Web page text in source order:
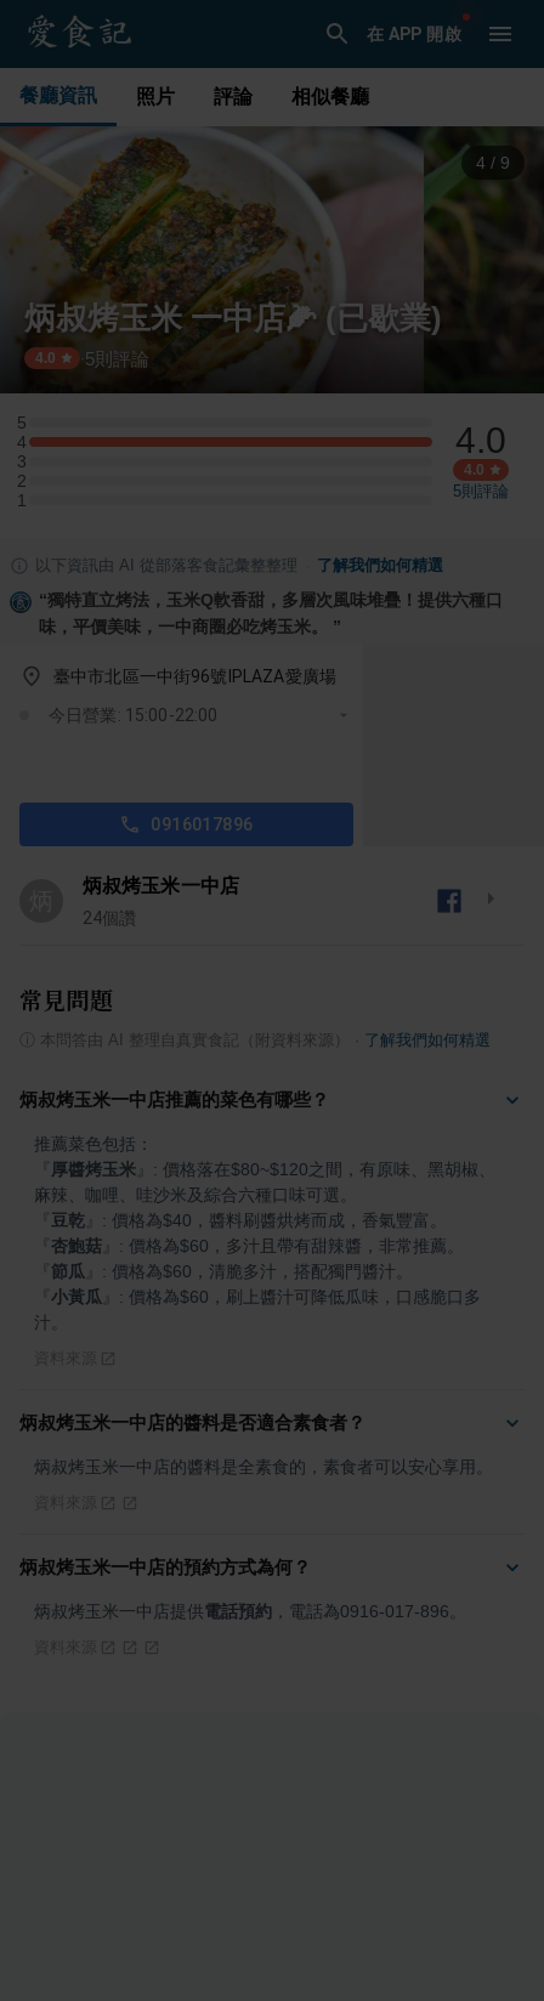
在 APP 開啟
餐廳資訊 照片 評論 相似餐廳
4 / 9
炳叔烤玉米 一中店🌽 (已歇業)
4.0 · 5 則評論
5
5 星：0 則評論
4
4 星：3 則評論
3
3 星：0 則評論
2
2 星：0 則評論
1
1 星：0 則評論
4.0
4.0
5則評論
以下資訊由 AI 從部落客食記彙整整理 了解我們如何精選
“獨特直立烤法，玉米Q軟香甜，多層次風味堆疊！提供六種口
味，平價美味，一中商圈必吃烤玉米。 ”
臺中市北區一中街96號IPLAZA愛廣場
今日營業: 15:00-22:00
0916017896
炳叔烤玉米一中店
24個讚
常見問題
本問答由 AI 整理自真實食記（附資料來源） 了解我們如何精選
炳叔烤玉米一中店推薦的菜色有哪些？
厚醬烤玉米
: 價格落在$80~$120之間，有原味、黑胡椒、
豆乾
杏鮑菇
節瓜
小黃瓜
: 價格為$60，刷上醬汁可降低瓜味，口感脆口多
汁。
炳叔烤玉米一中店的醬料是否適合素食者？
炳叔烤玉米一中店的醬料是全素食的，素食者可以安心享用。
炳叔烤玉米一中店的預約方式為何？
炳叔烤玉米一中店提供電話預約 ，電話為0916-017-896。